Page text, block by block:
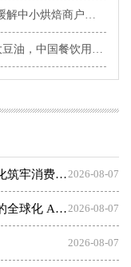
月饼馅料产业转型-岭南食品新模式缓解中小烘焙商户发展痛点
精炼清亮不抢味：中粮福掌柜一级大豆油，中国餐饮用油品质升级主力军
2026-08-07
科技赋能 守护托付 三星财产保险以数智化筑牢消费者权益保护屏障
2026-08-07
棋局横跨华府与阿布扎比「子辰与ATGL的全球化 AI 资本突围战」
2026-08-07